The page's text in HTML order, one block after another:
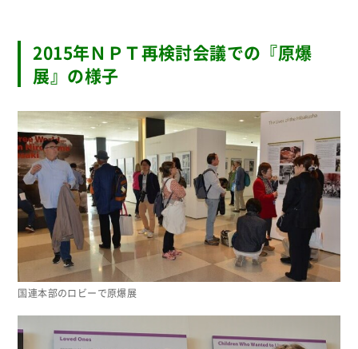
2015年ＮＰＴ再検討会議での『原爆
展』の様子
国連本部のロビーで原爆展